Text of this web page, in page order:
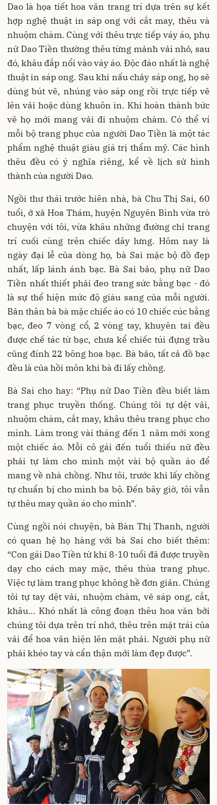
Dao là họa tiết hoa văn trang trí dựa trên sự kết
hợp nghệ thuật in sáp ong với cắt may, thêu và
nhuộm chàm. Cùng với thêu trực tiếp váy áo, phụ
nữ Dao Tiền thường thêu từng mảnh vải nhỏ, sau
đó, khâu đắp nổi vào váy áo. Độc đáo nhất là nghệ
thuật in sáp ong. Sau khi nấu chảy sáp ong, họ sẽ
dùng bút vẽ, nhúng vào sáp ong rồi trực tiếp vẽ
lên vải hoặc dùng khuôn in. Khi hoàn thành bức
vẽ họ mới mang vải đi nhuộm chàm. Có thể ví
mỗi bộ trang phục của người Dao Tiền là một tác
phẩm nghệ thuật giàu giá trị thẩm mỹ. Các hình
thêu đều có ý nghĩa riêng, kể về lịch sử hình
thành của người Dao.
Ngồi thư thái trước hiên nhà, bà Chu Thị Sai, 60
tuổi, ở xã Hoa Thám, huyện Nguyên Bình vừa trò
chuyện với tôi, vừa khâu những đường chỉ trang
trí cuối cùng trên chiếc dây lưng. Hôm nay là
ngày đại lễ của dòng họ, bà Sai mặc bộ đồ đẹp
nhất, lấp lánh ánh bạc. Bà Sai bảo, phụ nữ Dao
Tiền nhất thiết phải đeo trang sức bằng bạc - đó
là sự thể hiện mức độ giàu sang của mỗi người.
Bản thân bà bà mặc chiếc áo có 10 chiếc cúc bằng
bạc, đeo 7 vòng cổ, 2 vòng tay, khuyên tai đều
được chế tác từ bạc, chưa kể chiếc túi đựng trầu
cũng đính 22 bông hoa bạc. Bà bảo, tất cả đồ bạc
đều là của hồi môn khi bà đi lấy chồng.
Bà Sai cho hay: “Phụ nữ Dao Tiền đều biết làm
trang phục truyền thống. Chúng tôi tự dệt vải,
nhuộm chàm, cắt may, khâu thêu trang phục cho
mình. Làm trong vài tháng đến 1 năm mới xong
một chiếc áo. Mỗi cô gái đến tuổi thiếu nữ đều
phải tự làm cho mình một vài bộ quần áo để
mang về nhà chồng. Như tôi, trước khi lấy chồng
tự chuẩn bị cho mình ba bộ. Đến bây giờ, tôi vẫn
tự thêu may quần áo cho mình”.
Cùng ngồi nói chuyện, bà Bàn Thị Thanh, người
có quan hệ họ hàng với bà Sai cho biết thêm:
“Con gái Dao Tiền từ khi 8-10 tuổi đã được truyền
dạy cho cách may mặc, thêu thùa trang phục.
Việc tự làm trang phục không hề đơn giản. Chúng
tôi tự tay dệt vải, nhuộm chàm, vẽ sáp ong, cắt,
khâu... Khó nhất là công đoạn thêu hoa văn bởi
chúng tôi dựa trên trí nhớ, thêu trên mặt trái của
vải để hoa văn hiện lên mặt phải. Người phụ nữ
phải khéo tay và cẩn thận mới làm đẹp được”.